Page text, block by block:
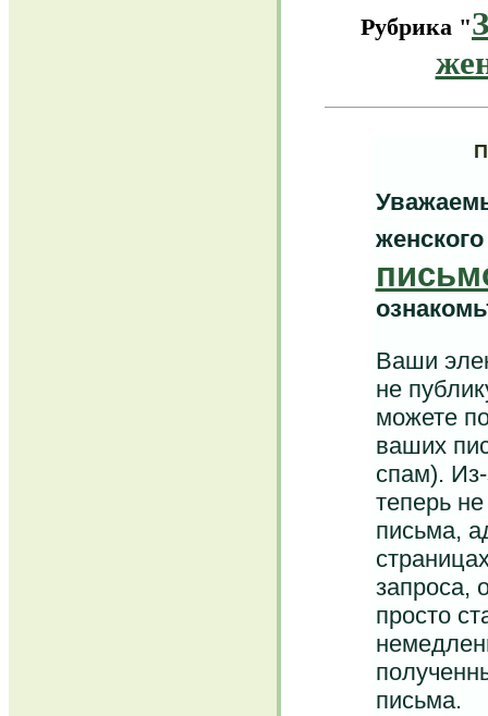
Рубрика "
Ваши
не
можете
ваших
спам).
теперь
письма,
запроса,
просто
письма.